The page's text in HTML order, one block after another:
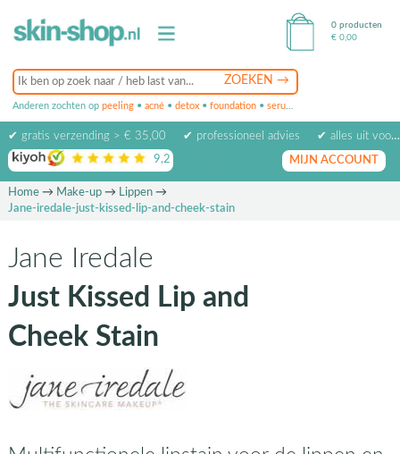
Anderen zochten op peeling • acné • detox • foundation • serum
0 producten
€ 0,00
✔ gratis verzending > € 35,00 ✔ professioneel advies
✔ alles uit voorraad leverbaar
9,2 op basis van beoordelingen
MIJN ACCOUNT
Home→ Make-up→ Lippen→
Jane-iredale-just-kissed-lip-and-cheek-stain
Jane Iredale
Just Kissed Lip and
Cheek Stain